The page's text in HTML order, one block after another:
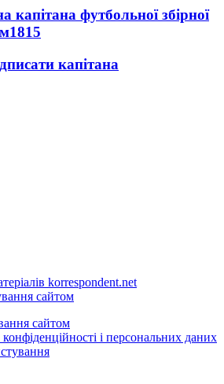
капітана футбольної збірної
1815
капітана
korrespondent.net
сайтом
сайтом
і персональних даних